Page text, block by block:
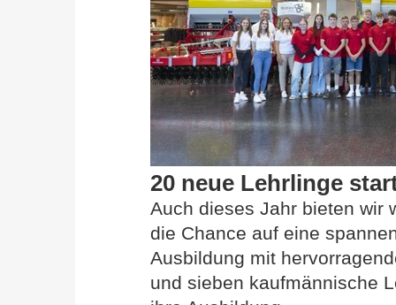
20 neue Lehrlinge
Auch dieses Jahr bieten wir
die Chance auf eine
Ausbildung mit
und sieben kaufmännische